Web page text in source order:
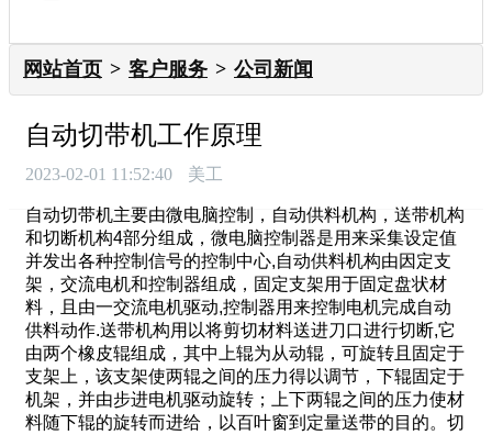
网站首页 客户服务 公司新闻
自动切带机工作原理
2023-02-01 11:52:40 美工
自动切带机主要由微电脑控制，自动供料机构，送带机构
和切断机构4部分组成，微电脑控制器是用来采集设定值
并发出各种控制信号的控制中心,自动供料机构由因定支
架，交流电机和控制器组成，固定支架用于固定盘状材
料，且由一交流电机驱动,控制器用来控制电机完成自动
供料动作.送带机构用以将剪切材料送进刀口进行切断,它
由两个橡皮辊组成，其中上辊为从动辊，可旋转且固定于
支架上，该支架使两辊之间的压力得以调节，下辊固定于
机架，并由步进电机驱动旋转；上下两辊之间的压力使材
料随下辊的旋转而进给，以百叶窗到定量送带的目的。切